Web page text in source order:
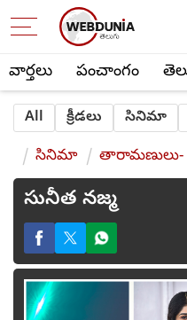
వార్తలు పంచాంగం
All క్రీడలు సినిమా
సినిమా తారామణులు-
సునీత నజ్మ